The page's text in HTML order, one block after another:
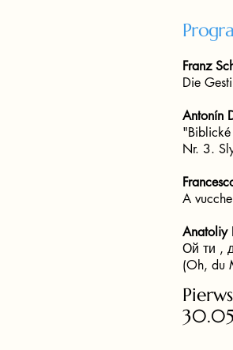
Die
Antonín
Nr. 3.
A
Anatoliy
Ой ти ,
(Oh, du